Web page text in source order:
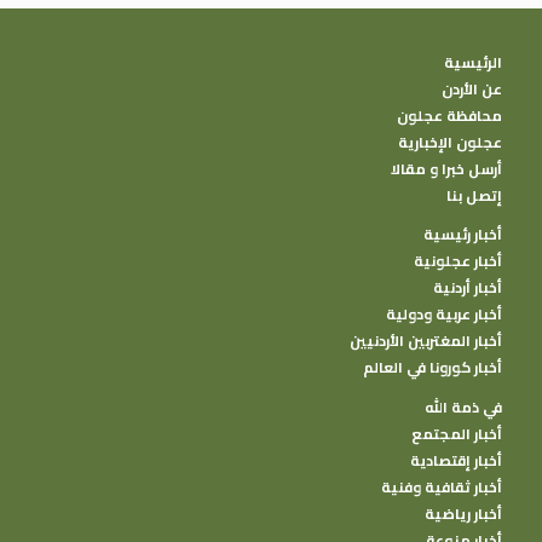
يواكب الدول المتقدمة في العالم.
الرئيسية
عن الأردن
محافظة عجلون
عجلون الإخبارية
أرسل خبرا و مقالا
إتصل بنا
أخبار رئيسية
أخبار عجلونية
أخبار أردنية
أخبار عربية ودولية
أخبار المغتربين الأردنيين
أخبار كورونا في العالم
في ذمة الله
أخبار المجتمع
أخبار إقتصادية
أخبار ثقافية وفنية
أخبار رياضية